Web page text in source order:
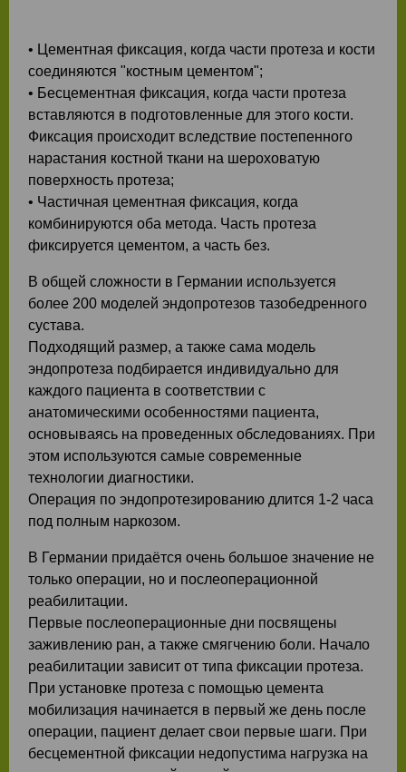
• Цементная фиксация, когда части протеза и кости
соединяются "костным цементом";
• Бесцементная фиксация, когда части протеза
вставляются в подготовленные для этого кости.
Фиксация происходит вследствие постепенного
нарастания костной ткани на шероховатую
поверхность протеза;
• Частичная цементная фиксация, когда
комбинируются оба метода. Часть протеза
фиксируется цементом, а часть без.
В общей сложности в Германии используется
более 200 моделей эндопротезов тазобедренного
сустава.
Подходящий размер, а также сама модель
эндопротеза подбирается индивидуально для
каждого пациента в соответствии с
анатомическими особенностями пациента,
основываясь на проведенных обследованиях. При
этом используются самые современные
технологии диагностики.
Операция по эндопротезированию длится 1-2 часа
под полным наркозом.
В Германии придаётся очень большое значение не
только операции, но и послеоперационной
реабилитации.
Первые послеоперационные дни посвящены
заживлению ран, а также смягчению боли. Начало
реабилитации зависит от типа фиксации протеза.
При установке протеза с помощью цемента
мобилизация начинается в первый же день после
операции, пациент делает свои первые шаги. При
бесцементной фиксации недопустима нагрузка на